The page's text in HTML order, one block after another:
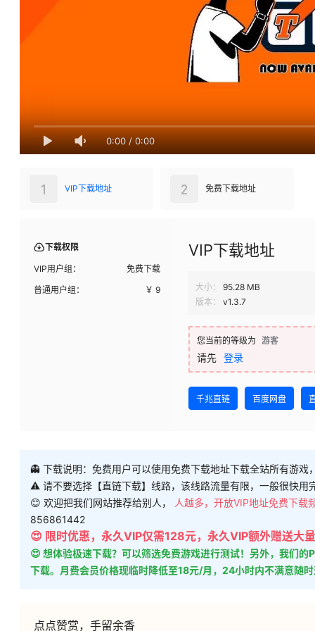
0:00/0:00
VIP下载地址
1 免费下载地址
2
下载权限
VIP用户组：
免费下载
普通用户组：
￥ 9
VIP下载地址
大小：
95.28 MB
版本：
v1.3.7
您当前的等级为 游客
请先 登录
千兆直链 百度网盘
👻 下载说明：免费用户可以使用免费下载地址下载全站所有游
⚠ 请不要选择【直链下载】线路，该线路流量有限，一般很快用
😊 欢迎把我们网站推荐给别人， 人越多，开放VIP地址免费下载
856861442
😍 限时优惠，永久VIP仅需128元，永久VIP额外赠送大
😍 想体验极速下载？可以筛选免费游戏进行测试！另外，我们
下载。月费会员价格现临时降低至18元/月，24小时内不满意随
点点赞赏，手留余香